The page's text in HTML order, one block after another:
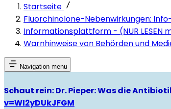
Startseite
Fluorchinolone-Nebenwirkungen:
Informationsplattform - (NUR LESEN
Warnhinweise von Behörden und
Navigation menu
Schaut rein: Dr. Pieper: Was die
v=WI2yDUkJFGM